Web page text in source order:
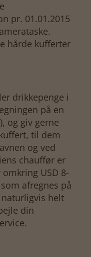
pr. 01.01.2015
hårde kufferter
drikkepenge i
på en
og giv gerne
til dem
og ved
chauffør er
USD 8-
afregnes på
helt
din